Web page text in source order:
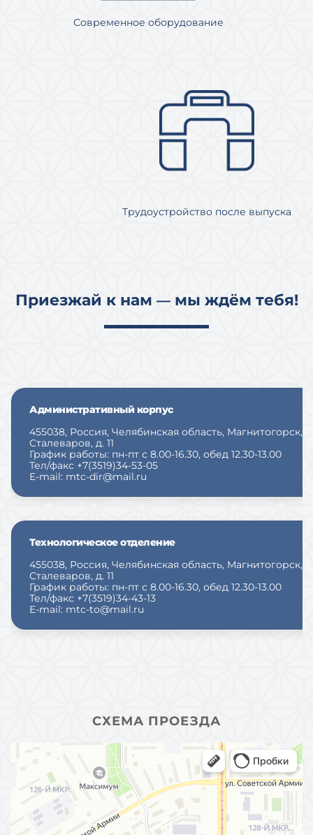
Современное оборудование
Трудоустройство после выпуска
Приезжай к нам —мы ждём тебя!
Административный корпус
455038, Россия, Челябинская область, Магнитогорск,
Сталеваров, д. 11
График работы: пн-пт с 8.00-16.30, обед 12.30-13.00
Тел/факс +7(3519)34-53-05
E-mail: mtc-dir@mail.ru
Технологическое отделение
455038, Россия, Челябинская область, Магнитогорск,
Сталеваров, д. 11
График работы: пн-пт с 8.00-16.30, обед 12.30-13.00
Тел/факс +7(3519)34-43-13
E-mail: mtc-to@mail.ru
СХЕМА ПРОЕЗДА